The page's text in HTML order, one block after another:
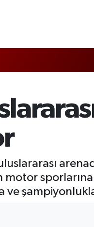
motor
ve